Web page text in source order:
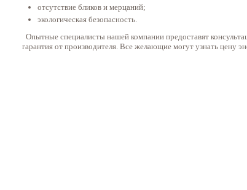
отсутствие бликов и мерцаний;
экологическая безопасность.
Опытные специалисты нашей компании предоставят
гарантия от производителя. Все желающие могут узнать цену